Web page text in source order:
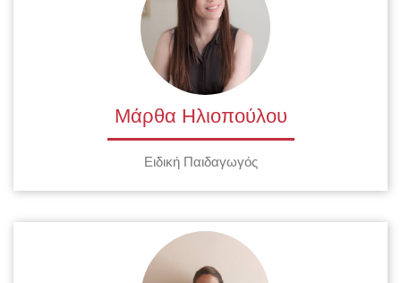
Μάρθα Ηλιοπούλου
Ειδική Παιδαγωγός